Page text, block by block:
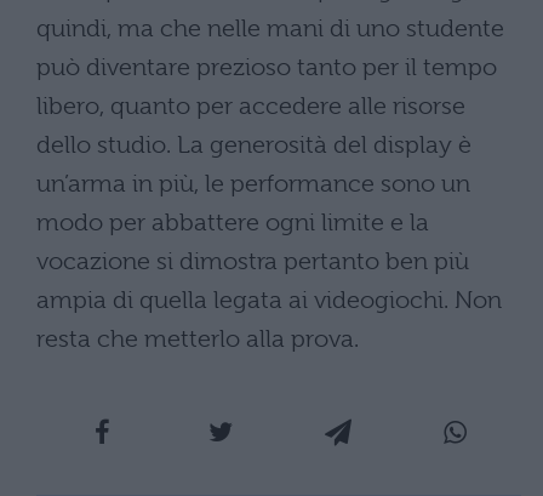
quindi, ma che nelle mani di uno studente
può diventare prezioso tanto per il tempo
libero, quanto per accedere alle risorse
dello studio. La generosità del display è
un’arma in più, le performance sono un
modo per abbattere ogni limite e la
vocazione si dimostra pertanto ben più
ampia di quella legata ai videogiochi. Non
resta che metterlo alla prova.